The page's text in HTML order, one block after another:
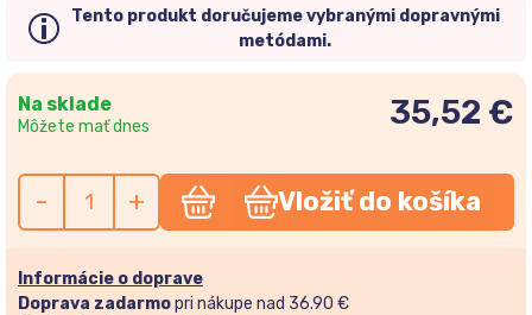
Tento produkt doručujeme vybranými dopravnými
metódami.
Na sklade
Môžete mať dnes 35,52 €
- + Vložiť do košíka
Informácie o doprave
Doprava zadarmopri nákupe nad 36.90 €